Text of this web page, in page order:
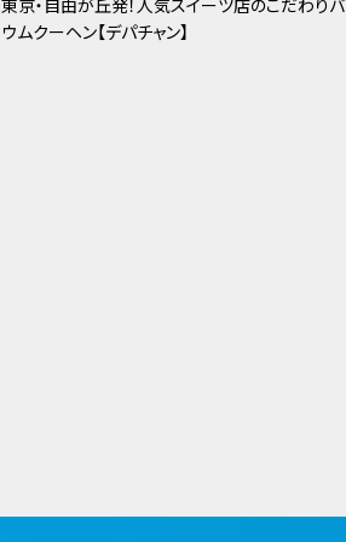
東京・自由が丘発！人気スイーツ店のこだわりバ
ウムクーヘン【デパチャン】